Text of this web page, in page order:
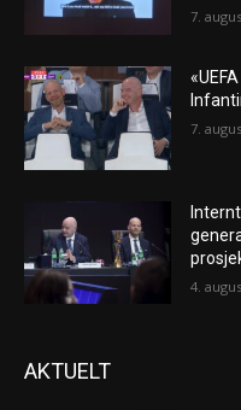
7.
7.
Internt
4.
AKTUELT